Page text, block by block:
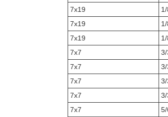
7x19
7x19
7x19
7x7
7x7
7x7
7x7
7x7